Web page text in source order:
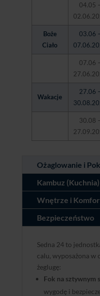
04.05 –
Boże
Ciało
03.06 –
07.06 –
Wakacje
27.06 –
30.08 –
Ożaglowanie i
Kambuz (Kuchnia)
Wnętrze i
Bezpieczeństwo
Sedna 24 to
calu, wyposażona w
żeglugę:
Fok na sztywnym
wygodę i